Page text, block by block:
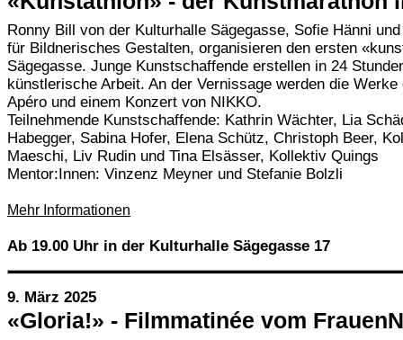
Ronny Bill von der Kulturhalle Sägegasse, Sofie Hänni
für Bildnerisches Gestalten, organisieren den ersten
Sägegasse. Junge Kunstschaffende erstellen in 24
künstlerische Arbeit. An der Vernissage werden die
Apéro und einem Konzert von NIKKO.
Teilnehmende Kunstschaffende: Kathrin Wächter, Lia
Habegger, Sabina Hofer, Elena Schütz, Christoph Beer,
Maeschi, Liv Rudin und Tina Elsässer, Kollektiv Quings
Mentor:Innen: Vinzenz Meyner und Stefanie Bolzli
Mehr Informationen
Ab 19.00 Uhr in der Kulturhalle Sägegasse 17
9. März 2025
«Gloria!» - Filmmatinée vom